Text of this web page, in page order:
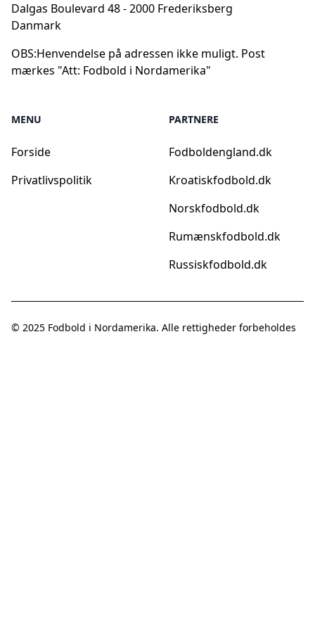
Dalgas Boulevard 48 - 2000 Frederiksberg
Danmark
OBS:Henvendelse på adressen ikke muligt. Post
mærkes "Att: Fodbold i Nordamerika"
MENU
Forside
Privatlivspolitik
PARTNERE
Fodboldengland.dk
Kroatiskfodbold.dk
Norskfodbold.dk
Rumænskfodbold.dk
Russiskfodbold.dk
© 2025 Fodbold i Nordamerika. Alle rettigheder forbeholdes